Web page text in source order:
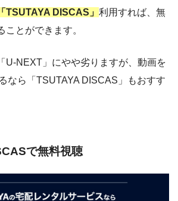
「TSUTAYA DISCAS」 利用すれば、無
ことができます。
U-NEXT」にやや劣りますが、動画を
なら「TSUTAYA DISCAS」もおすす
で無料視聴